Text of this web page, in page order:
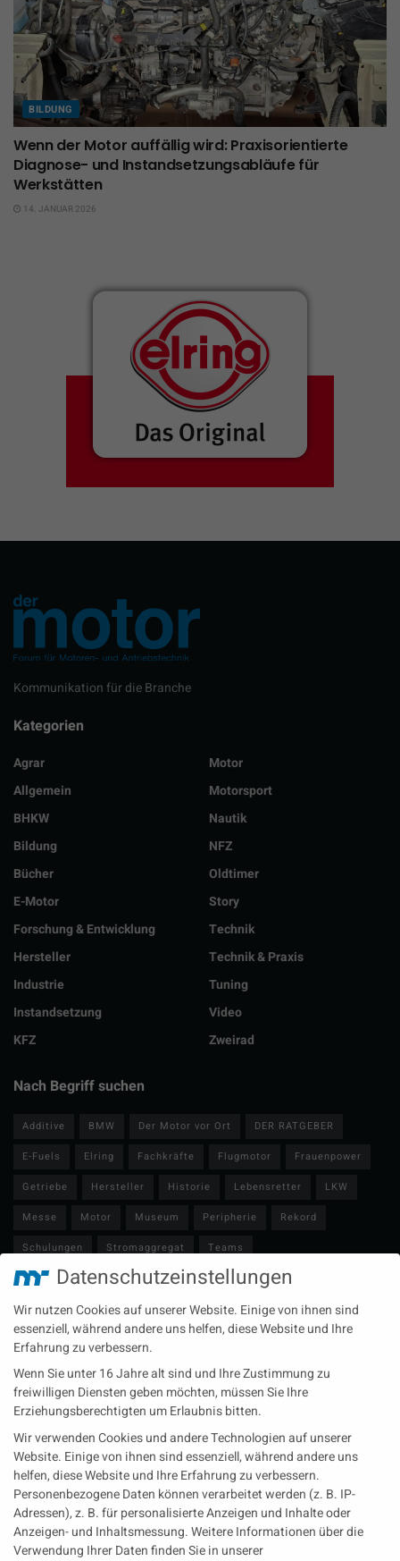
BILDUNG
Wenn der Motor auffällig wird: Praxisorientierte
Diagnose- und Instandsetzungsabläufe für
Werkstätten
14. JANUAR 2026
Kommunikation für die Branche
Kategorien
Agrar
Allgemein
BHKW
Bildung
Bücher
E-Motor
Forschung & Entwicklung
Hersteller
Industrie
Instandsetzung
KFZ
Motor
Motorsport
Nautik
NFZ
Oldtimer
Story
Technik
Technik & Praxis
Tuning
Video
Zweirad
Nach Begriff suchen
Additive BMW Der Motor vor Ort
DER RATGEBER
E-Fuels
Elring Fachkräfte Flugmotor
Frauenpower
Getriebe
Hersteller Historie Lebensretter
LKW
Messe
Motor Museum Peripherie
Rekord
Schulungen
Stromaggregat
Teams
Technische Redaktion
Turbolader Video
Zulieferer
Öl-E-Fuels-Schmierstoffe
Neueste Beiträge
Wärme aus der Tiefe MTU heizt künftig mit Geothermie
MAN Engines bringt D3872 für die Stromversorgung im
Marinebereich
Eine neue Generation von Perkins Marinemotoren startet den
operativen Testbetrieb
Rechtliches
Datenschutzeinstellungen
Wir nutzen Cookies auf unserer Website. Einige von ihnen sind
essenziell, während andere uns helfen, diese Website und Ihre
Erfahrung zu verbessern.
Wenn Sie unter 16 Jahre alt sind und Ihre Zustimmung zu
freiwilligen Diensten geben möchten, müssen Sie Ihre
Erziehungsberechtigten um Erlaubnis bitten.
Wir verwenden Cookies und andere Technologien auf unserer
Website. Einige von ihnen sind essenziell, während andere uns
helfen, diese Website und Ihre Erfahrung zu verbessern.
Personenbezogene Daten können verarbeitet werden (z. B. IP-
Adressen), z. B. für personalisierte Anzeigen und Inhalte oder
Anzeigen- und Inhaltsmessung.Weitere Informationen über die
Verwendung Ihrer Daten finden Sie in unserer